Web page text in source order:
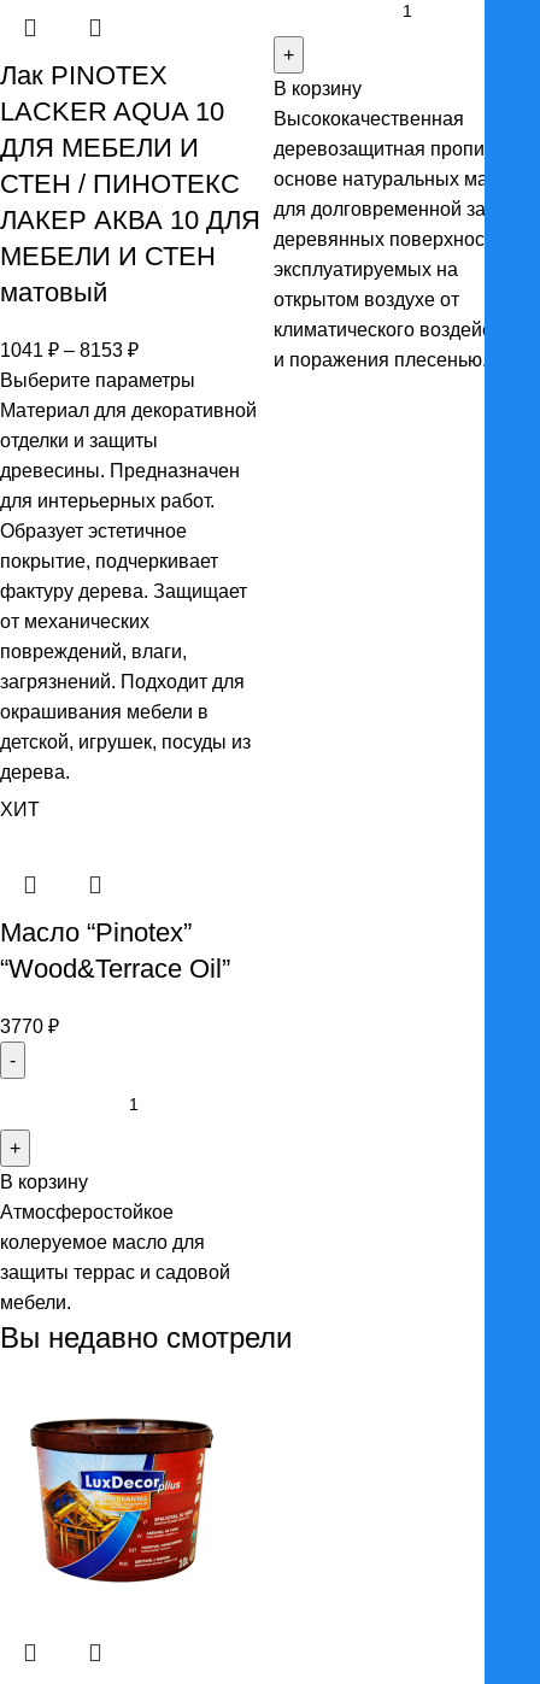
Лак PINOTEX
LACKER AQUA 10
ДЛЯ МЕБЕЛИ И
СТЕН / ПИНОТЕКС
ЛАКЕР АКВА 10 ДЛЯ
МЕБЕЛИ И СТЕН
матовый
1041 ₽ – 8153 ₽Диапазон
цен:
1041 ₽
–
8153 ₽
Выберите параметры
Материал для декоративной
отделки и защиты
древесины. Предназначен
для интерьерных работ.
Образует эстетичное
покрытие, подчеркивает
фактуру дерева. Защищает
от механических
повреждений, влаги,
загрязнений. Подходит для
окрашивания мебели в
детской, игрушек, посуды из
дерева.
Масло
"NEOMID"
для
террас
В корзину
Высококачественная
деревозащитная пропитка на
основе натуральных масел
для долговременной защиты
деревянных поверхностей,
эксплуатируемых на
открытом воздухе от
климатического воздействия
и поражения плесенью.
ХИТ
Масло “Pinotex”
“Wood&Terrace Oil”
3770 ₽
Масло
"Pinotex"
"Wood&Terrace
Oil"
В корзину
Атмосферостойкое
колеруемое масло для
защиты террас и садовой
мебели.
Вы недавно смотрели